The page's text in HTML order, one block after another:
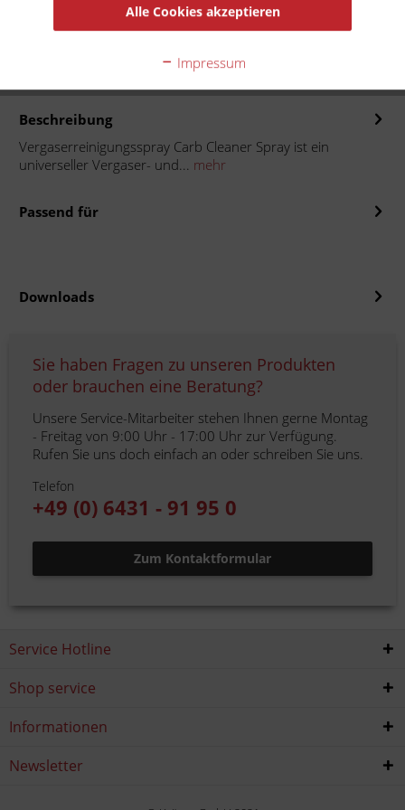
In denWarenkorb
Beschreibung
Vergaserreinigungsspray Carb Cleaner Spray ist ein
universeller Vergaser- und... mehr
Passend für
Downloads
Sie haben Fragen zu unseren Produkten
oder brauchen eine Beratung?
Unsere Service-Mitarbeiter stehen Ihnen gerne Montag
- Freitag von 9:00 Uhr - 17:00 Uhr zur Verfügung.
Rufen Sie uns doch einfach an oder schreiben Sie uns.
Telefon
+49 (0) 6431 - 91 95 0
Zum Kontaktformular
Service Hotline
Shop service
Informationen
Newsletter
Alle Cookies akzeptieren
Impressum